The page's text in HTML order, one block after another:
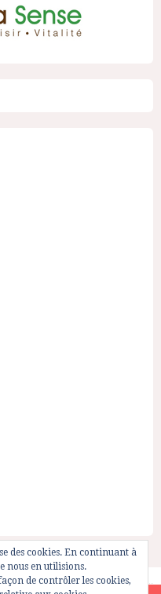
des cookies. En continuant à
nous en utilisions.
de contrôler les cookies,